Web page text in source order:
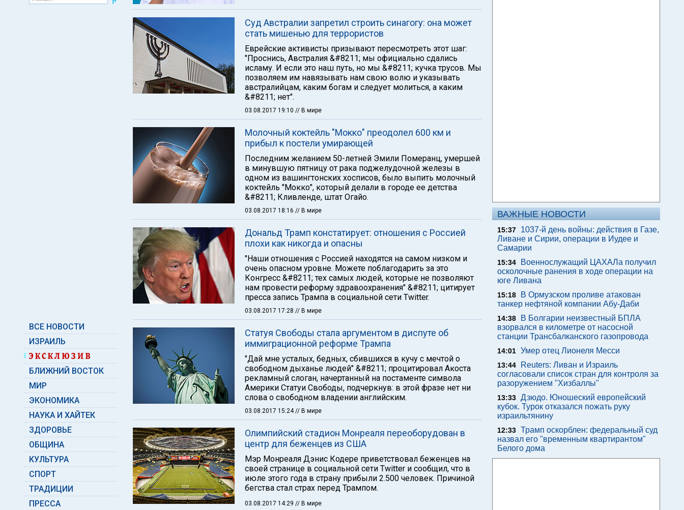
ВСЕ НОВОСТИ
ИЗРАИЛЬ
БЛИЖНИЙ ВОСТОК
МИР
ЭКОНОМИКА
НАУКА И ХАЙТЕК
ЗДОРОВЬЕ
ОБЩИНА
КУЛЬТУРА
СПОРТ
ТРАДИЦИИ
ПРЕССА
Суд Австралии запретил строить синагогу: она может
стать мишенью для террористов
Еврейские активисты призывают пересмотреть этот шаг:
"Проснись, Австралия &#8211; мы официально сдались
исламу. И если это наш путь, но мы &#8211; кучка трусов. Мы
позволяем им навязывать нам свою волю и указывать
австралийцам, каким богам и следует молиться, а каким
&#8211; нет".
03.08.2017 19:10 // В мире
Молочный коктейль "Мокко" преодолел 600 км и
прибыл к постели умирающей
Последним желанием 50-летней Эмили Померанц, умершей
в минувшую пятницу от рака поджелудочной железы в
одном из вашингтонских хосписов, было выпить молочный
коктейль "Мокко", который делали в городе ее детства
&#8211; Кливленде, штат Огайо.
03.08.2017 18:16 // В мире
Дональд Трамп констатирует: отношения с Россией
плохи как никогда и опасны
"Наши отношения с Россией находятся на самом низком и
очень опасном уровне. Можете поблагодарить за это
Конгресс &#8211; тех самых людей, которые не позволяют
нам провести реформу здравоохранения" &#8211; цитирует
пресса запись Трампа в социальной сети Twitter.
03.08.2017 17:28 // В мире
Статуя Свободы стала аргументом в диспуте об
иммиграционной реформе Трампа
"Дай мне усталых, бедных, сбившихся в кучу с мечтой о
свободном дыханье людей" &#8211; процитировал Акоста
рекламный слоган, начертанный на постаменте символа
Америки Статуи Свободы, подчеркнув: в этой фразе нет ни
слова о свободном владении английским.
03.08.2017 15:24// В мире
Олимпийский стадион Монреаля переоборудован в
центр для беженцев из США
Мэр Монреаля Дэнис Кодере приветствовал беженцев на
своей странице в социальной сети Twitter и сообщил, что в
июле этого года в страну прибыли 2.500 человек. Причиной
бегства стал страх перед Трампом.
03.08.2017 14:29 // В мире
ВАЖНЫЕ НОВОСТИ
15:37
1037-й день войны: действия в Газе,
Ливане и Сирии, операции в Иудее и
Самарии
15:34
Военнослужащий ЦАХАЛа получил
осколочные ранения в ходе операции на
юге Ливана
15:18
В Ормузском проливе атакован
танкер нефтяной компании Абу-Даби
14:38
В Болгарии неизвестный БПЛА
взорвался в километре от насосной
станции Трансбалканского газопровода
14:01 Умер отец Лионеля Месси
13:44
Reuters: Ливан и Израиль
согласовали список стран для контроля за
разоружением "Хизбаллы"
13:33 Дзюдо. Юношеский европейский
кубок. Турок отказался пожать руку
израильтянину
12:33 Трамп оскорблен: федеральный суд
назвал его "временным квартирантом"
Белого дома